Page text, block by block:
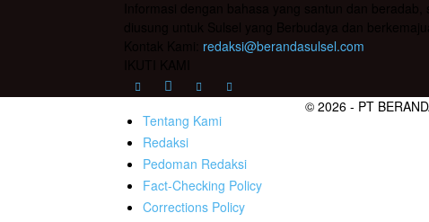
redaksi@berandasulsel.com
Tentang Kami
Redaksi
Pedoman Redaksi
Fact-Checking Policy
Corrections Policy
© 2026 - PT